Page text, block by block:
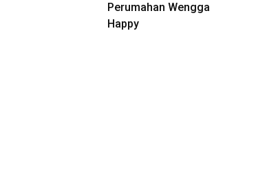
Perumahan Wengga
Happy